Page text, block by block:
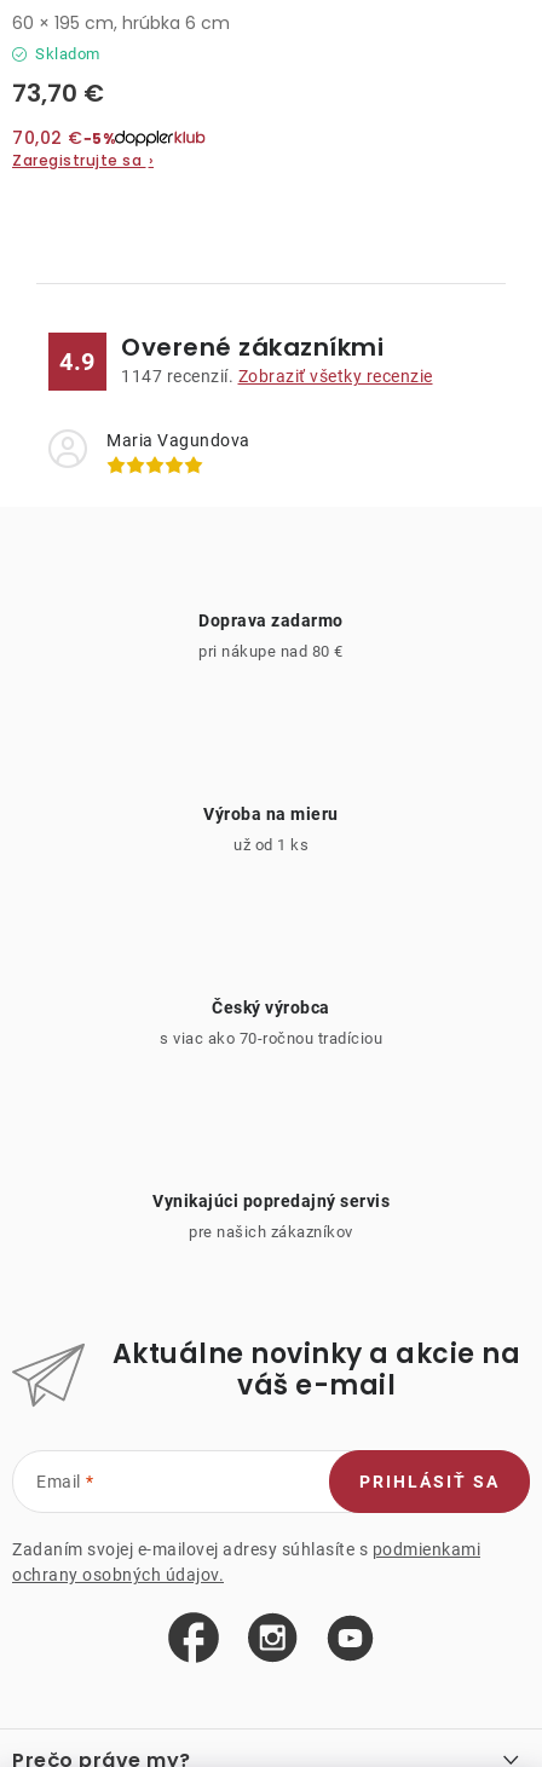
Skladom
73,70 €
70,02 €−5%
Zaregistrujte sa ›
60 × 195 cm, hrúbka 6 cm
4.9 Overené zákazníkmi
1147 recenzií. Zobraziť všetky recenzie
Maria Vagundova
Doprava zadarmo
pri nákupe nad 80 €
Výroba na mieru
už od 1 ks
Český výrobca
s viac ako 70-ročnou tradíciou
Vynikajúci popredajný servis
pre našich zákazníkov
Aktuálne novinky a akcie na
váš e-mail
Email
Zadaním svojej e-mailovej adresy súhlasíte s podmienkami
ochrany osobných údajov.
PRIHLÁSIŤ SA
á
Prečo práve my?